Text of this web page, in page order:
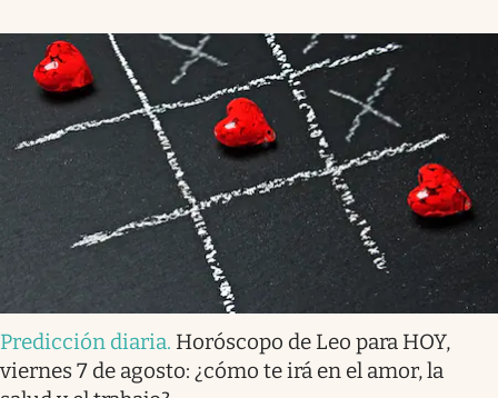
Predicción diaria. Horóscopo de Leo para HOY,
viernes 7 de agosto: ¿cómo te irá en el amor, la